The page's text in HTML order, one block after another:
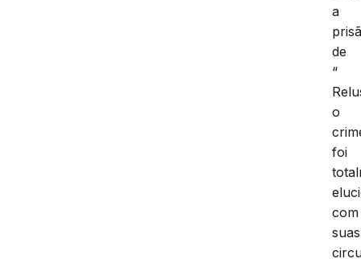
a
de
“
o
foi
com
suas